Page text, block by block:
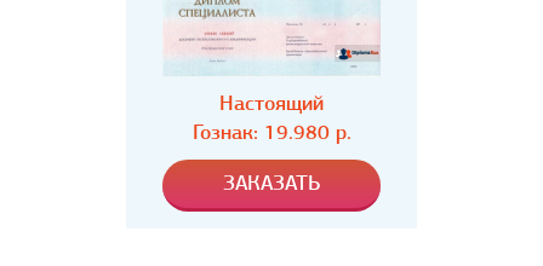
Настоящий
Гознак: 19.980 р.